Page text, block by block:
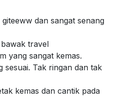
dan sangat senang
travel
yang sangat kemas.
sesuai. Tak ringan dan tak
kemas dan cantik pada